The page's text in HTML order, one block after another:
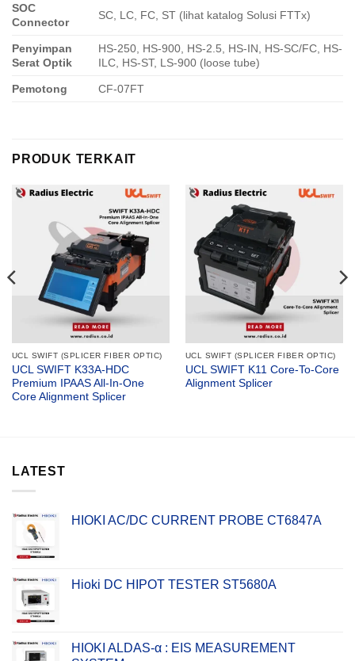
SOC
Connector
SC, LC, FC, ST (lihat katalog Solusi FTTx)
Penyimpan
Serat Optik
HS-250, HS-900, HS-2.5, HS-IN, HS-SC/FC, HS-
ILC, HS-ST, LS-900 (loose tube)
Pemotong CF-07FT
PRODUK TERKAIT
UCL SWIFT (SPLICER FIBER OPTIC)
UCL SWIFT K33A-HDC
Premium IPAAS All-In-One
Core Alignment Splicer
UCL SWIFT (SPLICER FIBER OPTIC)
UCL SWIFT K11 Core-To-Core
Alignment Splicer
LATEST
HIOKI AC/DC CURRENT PROBE CT6847A
Hioki DC HIPOT TESTER ST5680A
HIOKI ALDAS-α : EIS MEASUREMENT